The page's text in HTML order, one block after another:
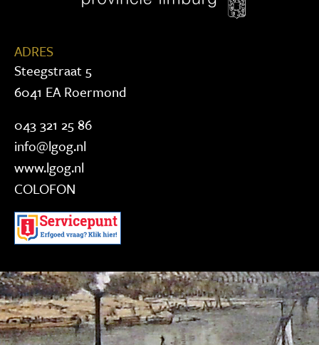
ADRES
Steegstraat 5
6041 EA Roermond
043 321 25 86
info@lgog.nl
www.lgog.nl
COLOFON